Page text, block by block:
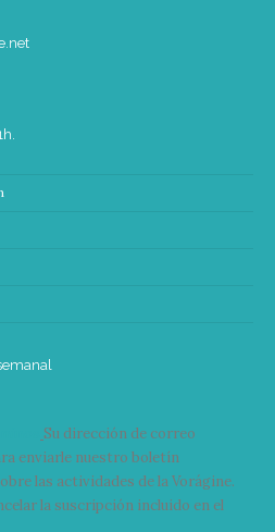
Su dirección de correo
enviarle nuestro boletín
las actividades de la Vorágine.
la suscripción incluido en el